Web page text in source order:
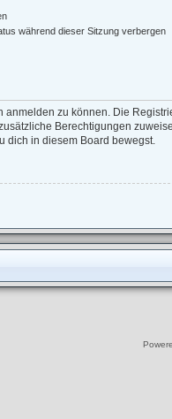
während dieser Sitzung verbergen
anmelden zu können. Die
Berechtigungen
dich in diesem Board bewegst.